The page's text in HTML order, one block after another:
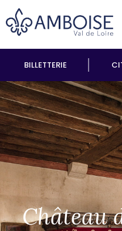
BILLETTERIE
Château